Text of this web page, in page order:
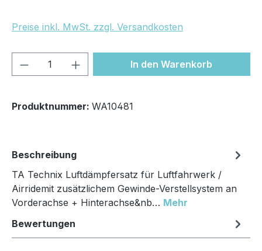
Preise inkl. MwSt. zzgl. Versandkosten
Produkt Anzahl: Gib denIn den Warenkorb
Produktnummer: WA10481
Beschreibung
TA Technix Luftdämpfersatz für Luftfahrwerk /
Airridemit zusätzlichem Gewinde-Verstellsystem an
Vorderachse + Hinterachse&nb… Mehr
Bewertungen